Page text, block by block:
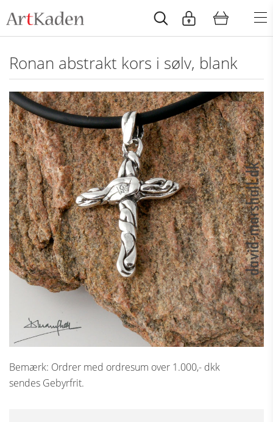
Ronan abstrakt kors i sølv, blank
Bemærk: Ordrer med ordresum over 1.000,- dkk
sendes Gebyrfrit.